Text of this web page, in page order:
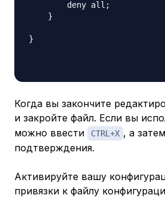
        deny all;
    }
}
Когда вы закончите
и закройте файл. Если вы
можно ввести
CTRL+X , а затем
подтверждения.
Активируйте вашу
привязки к файлу